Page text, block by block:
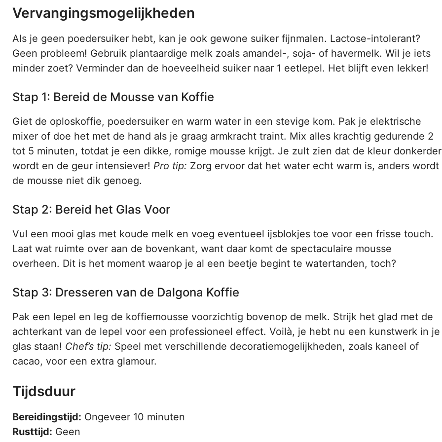
Vervangingsmogelijkheden
Als je geen poedersuiker hebt, kan je ook gewone suiker fijnmalen. Lactose-intolerant?
Geen probleem! Gebruik plantaardige melk zoals amandel-, soja- of havermelk. Wil je iets
minder zoet? Verminder dan de hoeveelheid suiker naar 1 eetlepel. Het blijft even lekker!
Stap 1: Bereid de Mousse van Koffie
Giet de oploskoffie, poedersuiker en warm water in een stevige kom. Pak je elektrische
mixer of doe het met de hand als je graag armkracht traint. Mix alles krachtig gedurende 2
tot 5 minuten, totdat je een dikke, romige mousse krijgt. Je zult zien dat de kleur donkerder
wordt en de geur intensiever! Pro tip: Zorg ervoor dat het water echt warm is, anders wordt
de mousse niet dik genoeg.
Stap 2: Bereid het Glas Voor
Vul een mooi glas met koude melk en voeg eventueel ijsblokjes toe voor een frisse touch.
Laat wat ruimte over aan de bovenkant, want daar komt de spectaculaire mousse
overheen. Dit is het moment waarop je al een beetje begint te watertanden, toch?
Stap 3: Dresseren van de Dalgona Koffie
Pak een lepel en leg de koffiemousse voorzichtig bovenop de melk. Strijk het glad met de
achterkant van de lepel voor een professioneel effect. Voilà, je hebt nu een kunstwerk in je
glas staan! Chef’s tip: Speel met verschillende decoratiemogelijkheden, zoals kaneel of
cacao, voor een extra glamour.
Tijdsduur
Bereidingstijd: Ongeveer 10 minuten
Rusttijd: Geen